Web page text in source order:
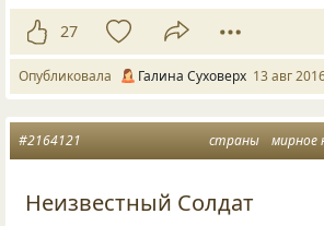
27
Опубликовала Галина Суховерх 13 авг
страны мирное
#2164121
Неизвестный Солдат